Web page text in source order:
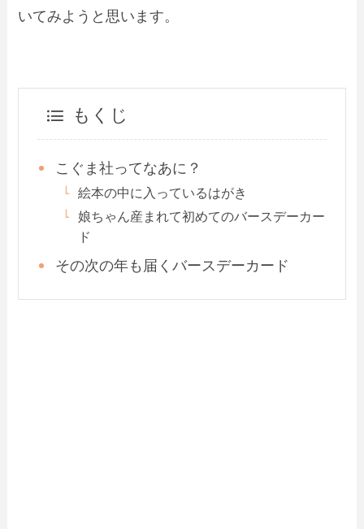
いてみようと思います。
もくじ
こぐま社ってなあに？
絵本の中に入っているはがき
娘ちゃん産まれて初めてのバースデーカー
ド
その次の年も届くバースデーカード